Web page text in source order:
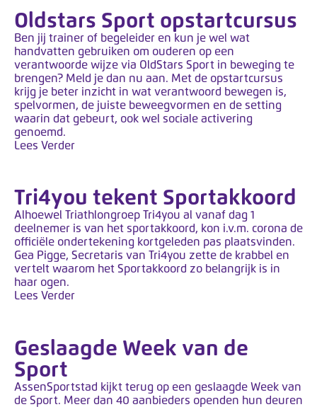
Oldstars Sport opstartcursus
Ben jij trainer of begeleider en kun je wel wat
handvatten gebruiken om ouderen op een
verantwoorde wijze via OldStars Sport in beweging te
brengen? Meld je dan nu aan. Met de opstartcursus
krijg je beter inzicht in wat verantwoord bewegen is,
spelvormen, de juiste beweegvormen en de setting
waarin dat gebeurt, ook wel sociale activering
genoemd.
Lees Verder
Tri4you tekent Sportakkoord
Alhoewel Triathlongroep Tri4you al vanaf dag 1
deelnemer is van het sportakkoord, kon i.v.m. corona de
officiële ondertekening kortgeleden pas plaatsvinden.
Gea Pigge, Secretaris van Tri4you zette de krabbel en
vertelt waarom het Sportakkoord zo belangrijk is in
haar ogen.
Lees Verder
Geslaagde Week van de
Sport
AssenSportstad kijkt terug op een geslaagde Week van
de Sport. Meer dan 40 aanbieders openden hun deuren